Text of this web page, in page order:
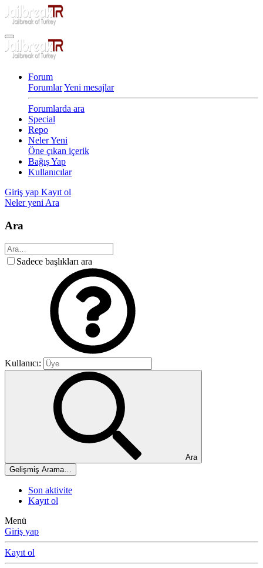
Forum
ForumlarYeni mesajlar
Forumlarda ara
Special
Repo
Neler Yeni
Öne çıkan içerik
Bağış Yap
Kullanıcılar
Giriş yap Kayıt ol
Neler yeni Ara
Ara
Sadece başlıkları ara
Kullanıcı:
Ara
Gelişmiş Arama…
Son aktivite
Kayıt ol
Menü
Giriş yap
Kayıt ol